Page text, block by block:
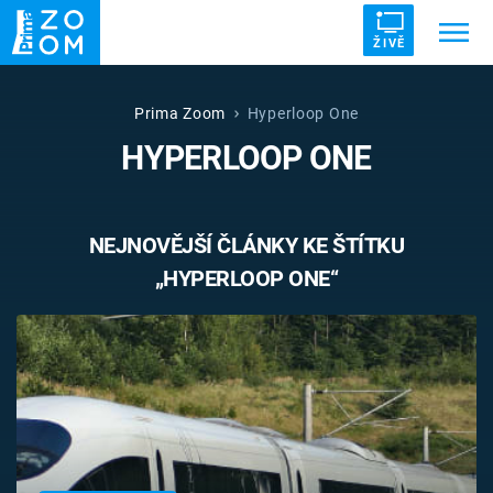
ŽIVĚ
ZRÁDCI UFO DRUHÁ SVĚTOVÁ VÁLKA
VETŘELCI DÁVNOVĚKU
Témata
Pořady
TV Program
Prima Zoom Hyperloop One
HYPERLOOP ONE
NEJNOVĚJŠÍ ČLÁNKY KE ŠTÍTKU
„HYPERLOOP ONE“